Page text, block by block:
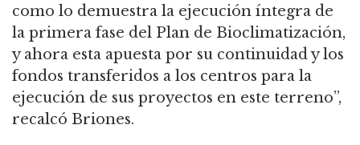
como lo demuestra la ejecución íntegra de
la primera fase del Plan de Bioclimatización,
y ahora esta apuesta por su continuidad y los
fondos transferidos a los centros para la
ejecución de sus proyectos en este terreno”,
recalcó Briones.